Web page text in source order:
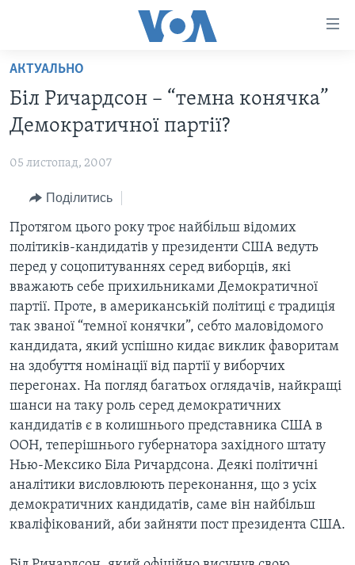
Перейти
матеріалу
Перейти
меню
Перейти
до
Пошуку
США
УКРАЇНА
ВІЙНА - ЦЕ ОСОБИСТЕ
УКРАЇНЦІ У СВІТІ
НАУКА
ЗДОРОВ'Я
КУЛЬТУРА
СУСПІЛЬСТВО
ІСТОРІЇ УСПІХУ УКРАЇНЦІВ
АНАЛІТИКА
ПОЛІТИКА В США
АДМІНІСТРАЦІЯ ПРЕЗИДЕНТА ТРАМПА: ПЕРШІ 100
УКРАЇНЦІ В АМЕРИЦІ
УКРАЇНА
ІНТЕРВ'Ю
БОРОТЬБА З ДЕЗІНФОРМАЦІЄЮ
ВІДЕО
ТЕЛЕПРОГРАМИ
БРИФІНГ ГОЛОСУ АМЕРИКИ
СТУДІЯ ВАШИНГТОН
ВІКНО В АМЕРИКУ
ПРАЙМ-ТАЙМ
ПОГЛЯД З ВАШИНГТОНА
ENGLISH
Learning English
АКТУАЛЬНО
Біл Ричардсон – “темна конячка”
Демократичної партії?
05 листопад, 2007
Поділитись
Протягом цього року троє найбільш відомих
політиків-кандидатів у президенти США ведуть
перед у соцопитуваннях серед виборців, які
вважають себе прихильниками Демократичної
партії. Проте, в американській політиці є традиція
так званої “темної конячки”, себто маловідомого
кандидата, який успішно кидає виклик фаворитам
на здобуття номінації від партії у виборчих
перегонах. На погляд багатьох оглядачів, найкращі
шанси на таку роль серед демократичних
кандидатів є в колишнього представника США в
ООН, теперішнього губернатора західного штату
Нью-Мексико Біла Ричардсона. Деякі політичні
аналітики висловлюють переконання, що з усіх
демократичних кандидатів, саме він найбільш
кваліфікований, аби зайняти пост президента США.